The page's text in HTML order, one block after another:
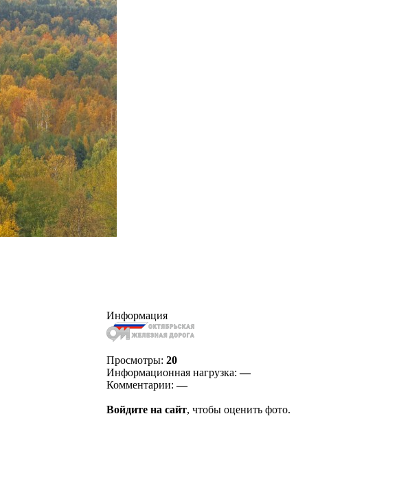
Информация
Просмотры: 20
Информационная нагрузка:—
Комментарии:—
Войдите на сайт, чтобы оценить фото.